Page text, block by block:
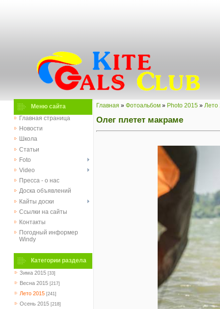
Меню сайта
Главная страница
Новости
Школа
Статьи
Foto
Video
Пресса - о нас
Доска объявлений
Кайты доски
Ссылки на сайты
Контакты
Погодный информер
Windy
Категории раздела
Зима 2015 [33]
Весна 2015 [217]
Лето 2015 [241]
Осень 2015 [218]
Главная » Фотоальбом » Photo 2015 » Лето
Олег плетет макраме